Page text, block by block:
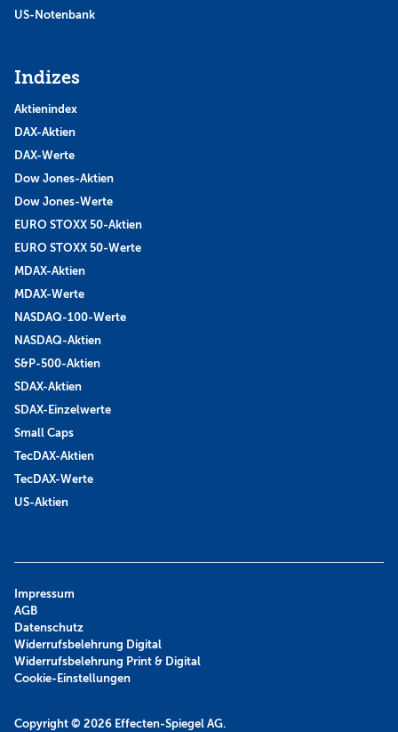
US-Notenbank
Indizes
Aktienindex
DAX-Aktien
DAX-Werte
Dow Jones-Aktien
Dow Jones-Werte
EURO STOXX 50-Aktien
EURO STOXX 50-Werte
MDAX-Aktien
MDAX-Werte
NASDAQ-100-Werte
NASDAQ-Aktien
S&P-500-Aktien
SDAX-Aktien
SDAX-Einzelwerte
Small Caps
TecDAX-Aktien
TecDAX-Werte
US-Aktien
Copyright © 2026 Effecten-Spiegel AG.
Impressum
AGB
Datenschutz
Widerrufsbelehrung Digital
Widerrufsbelehrung Print & Digital
Cookie-Einstellungen